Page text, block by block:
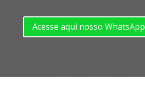
Acesse aqui nosso WhatsApp